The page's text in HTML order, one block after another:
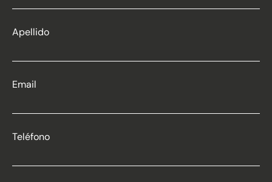
Apellido
Email
Teléfono